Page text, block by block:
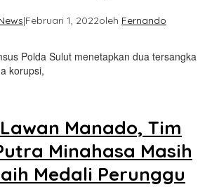
|Februari 1, 2022oleh Fernando
Polda Sulut menetapkan dua tersangka
korupsi,
Manado, Tim
Minahasa Masih
Medali Perunggu